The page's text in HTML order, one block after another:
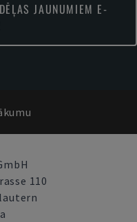
JAUNUMIEM E-
110